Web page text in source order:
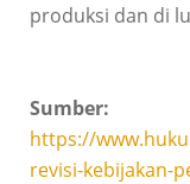
produksi dan di
Sumber:
https://
revisi-kebijakan-